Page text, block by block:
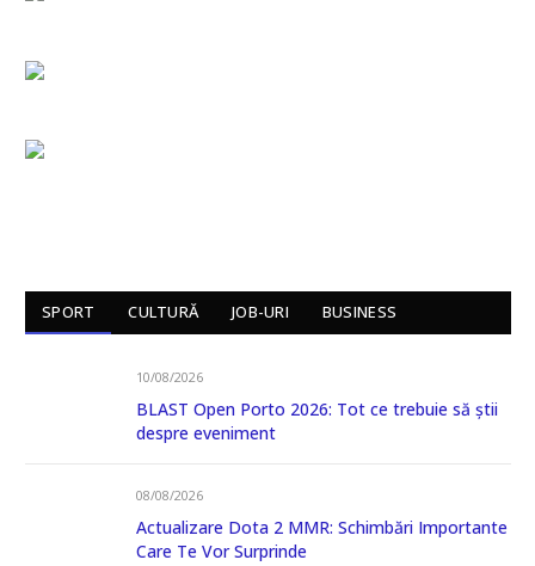
SPORT CULTURĂ JOB-URI BUSINESS
10/08/2026
BLAST Open Porto 2026: Tot ce trebuie să știi
despre eveniment
08/08/2026
Actualizare Dota 2 MMR: Schimbări Importante
Care Te Vor Surprinde